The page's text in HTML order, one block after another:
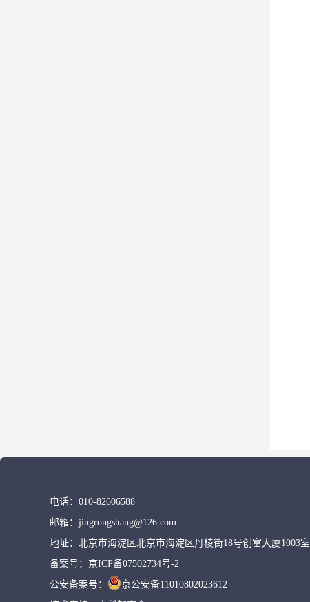
电话： 010-82606588
邮箱： jingrongshang@126.com
地址： 北京市海淀区北京市海淀区丹棱街18号创富大厦1003室
备案号： 京ICP备07502734号-2
公安备案号：
京公安备11010802023612